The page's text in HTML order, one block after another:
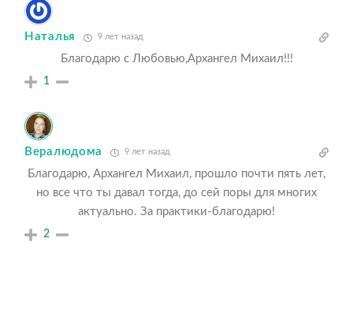
Наталья 9 лет назад
Благодарю с Любовью,Архангел Михаил!!!
1
Вералюдома 9 лет назад
Благодарю, Архангел Михаил, прошло почти пять лет,
но все что ты давал тогда, до сей поры для многих
актуально. За практики-благодарю!
2